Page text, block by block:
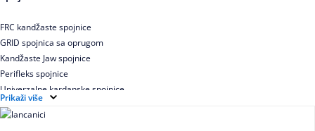
Uskoprofilno klinasto remenje XP extra power
Višekanalno remenje PJ,PK
FRC kandžaste spojnice
GRID spojnica sa oprugom
Kandžaste Jaw spojnice
Perifleks spojnice
Univerzalne kardanske spojnice
Zupčaste spojnice
Prikaži više